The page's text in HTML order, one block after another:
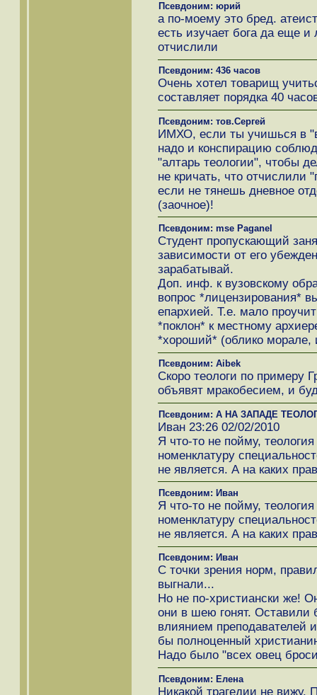
Псевдоним: юрий
а по-моему это бред.
есть изучает бога да еще
отчислили
Псевдоним: 436 часов
Очень хотел товарищ
составляет порядка 40
Псевдоним: тов.Сергей
ИМХО, если ты учишься в "в
надо и конспирацию
"алтарь теологии", чтобы
не кричать, что отчислили
если не тянешь дневное
(заочное)!
Псевдоним: mse Paganel
Студент пропускающий
зависимости от его
зарабатывай.
Доп. инф. к вузовскому
вопрос *лицензирования*
епархией. Т.е. мало
*поклон* к местному
*хороший* (облико морале,
Псевдоним: Aibek
Скоро теологи по примеру
объявят мракобесием, и
Псевдоним: А НА ЗАПАДЕ
Иван 23:26 02/02/2010
Я что-то не пойму,
номенклатуру
не является. А на каких
Псевдоним: Иван
Я что-то не пойму,
номенклатуру
не является. А на каких
Псевдоним: Иван
С точки зрения норм,
выгнали...
Но не по-христиански же!
они в шею гонят.
влиянием преподавателей
бы полноценный
Надо было "всех овец
Псевдоним: Елена
Никакой трагедии не вижу.